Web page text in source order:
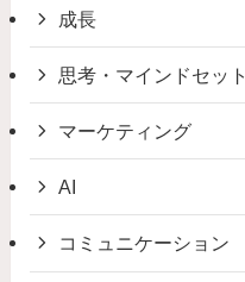
成長
思考・マインドセット
マーケティング
AI
コミュニケーション